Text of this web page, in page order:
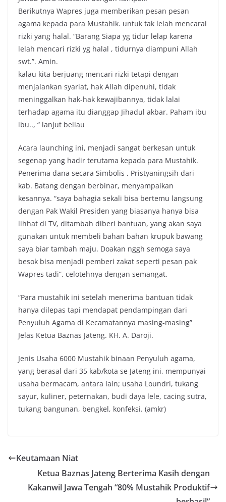
Berikutnya Wapres juga memberikan pesan pesan
agama kepada para Mustahik. untuk tak lelah mencarai
rizki yang halal. “Barang Siapa yg tidur lelap karena
lelah mencari rizki yg halal , tidurnya diampuni Allah
swt.”. Amin.
kalau kita berjuang mencari rizki tetapi dengan
menjalankan syariat, hak Allah dipenuhi, tidak
meninggalkan hak-hak kewajibannya, tidak lalai
terhadap agama itu dianggap Jihadul akbar. Paham ibu
ibu.., “ lanjut beliau
Acara launching ini, menjadi sangat berkesan untuk
segenap yang hadir terutama kepada para Mustahik.
Penerima dana secara Simbolis , Pristyaningsih dari
kab. Batang dengan berbinar, menyampaikan
kesannya. “saya bahagia sekali bisa bertemu langsung
dengan Pak Wakil Presiden yang biasanya hanya bisa
lihhat di TV, ditambah diberi bantuan, yang akan saya
gunakan untuk membeli bahan bahan krupuk bawang
saya biar tambah maju. Doakan nggh semoga saya
besok bisa menjadi pemberi zakat seperti pesan pak
Wapres tadi”, celotehnya dengan semangat.
“Para mustahik ini setelah menerima bantuan tidak
hanya dilepas tapi mendapat pendampingan dari
Penyuluh Agama di Kecamatannya masing-masing”
Jelas Ketua Baznas Jateng. KH. A. Daroji.
Jenis Usaha 6000 Mustahik binaan Penyuluh agama,
yang berasal dari 35 kab/kota se Jateng ini, mempunyai
usaha bermacam, antara lain; usaha Loundri, tukang
sayur, kuliner, peternakan, budi daya lele, cacing sutra,
tukang bangunan, bengkel, konfeksi. (amkr)
Keutamaan Niat
Ketua Baznas Jateng Berterima Kasih dengan
Kakanwil Jawa Tengah “80% Mustahik Produktif